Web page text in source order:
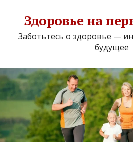
Здоровье на
Заботьтесь о здоровье —
будущее